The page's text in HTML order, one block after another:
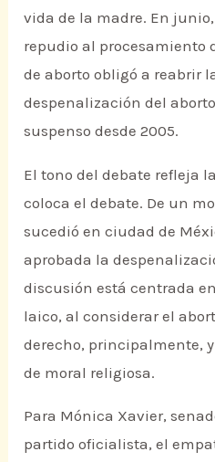
vida de la madre. En
repudio al procesamiento
de aborto obligó a reabrir
despenalización del
suspenso desde 2005.
El tono del debate refleja
coloca el debate. De un
sucedió en ciudad de
aprobada la
discusión está centrada
laico, al considerar el
derecho, principalmente,
de moral religiosa.
Para Mónica Xavier,
partido oficialista, el